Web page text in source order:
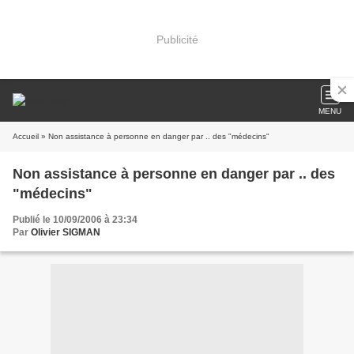
Publicité
MENU
Accueil » Non assistance à personne en danger par .. des "médecins"
Non assistance à personne en danger par .. des
"médecins"
Publié le 10/09/2006 à 23:34
Par Olivier SIGMAN